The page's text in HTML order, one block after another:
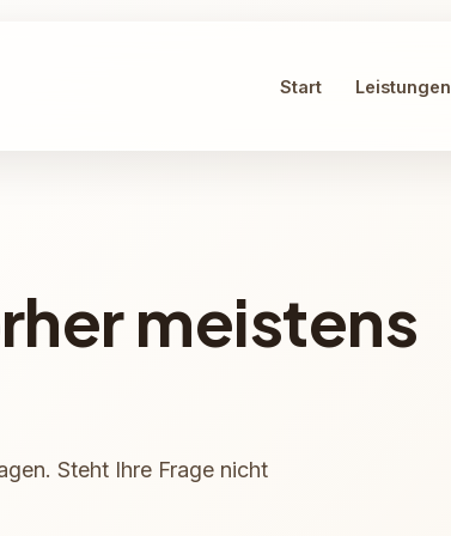
Start Leistungen
meistens
Steht Ihre Frage nicht